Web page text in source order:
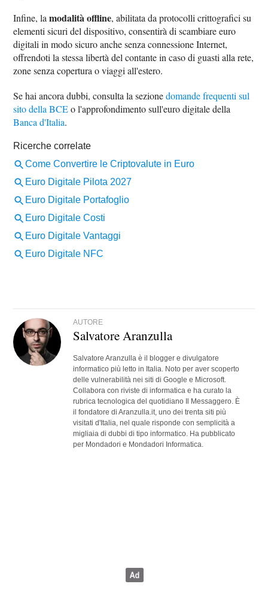
Infine, lamodalità offline, abilitata da protocolli crittografici su
elementi sicuri del dispositivo, consentirà di scambiare euro
digitali in modo sicuro anche senza connessione Internet,
offrendoti la stessa libertà del contante in caso di guasti alla rete,
zone senza copertura o viaggi all'estero.
Se hai ancora dubbi, consulta la sezionedomande frequenti sul
sito della BCEo l'approfondimento sull'euro digitale della
Banca d'Italia.
AUTORE
Salvatore Aranzulla
Salvatore Aranzulla è il blogger e divulgatore
informatico più letto in Italia. Noto per aver scoperto
delle vulnerabilità nei siti di Google e Microsoft.
Collabora con riviste di informatica e ha curato la
rubrica tecnologica del quotidiano Il Messaggero. È
il fondatore di Aranzulla.it, uno dei trenta siti più
visitati d'Italia, nel quale risponde con semplicità a
migliaia di dubbi di tipo informatico. Ha pubblicato
per Mondadori e Mondadori Informatica.